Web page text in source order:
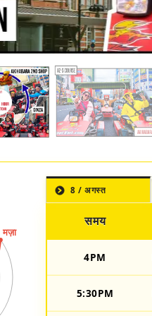
8 / अगस्त
समय
4PM
5:30PM